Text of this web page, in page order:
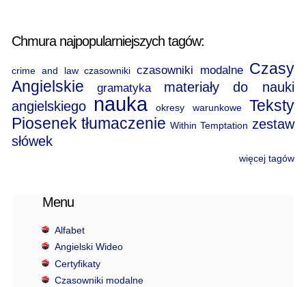
Chmura najpopularniejszych tagów:
crime and law czasowniki czasowniki modalne Czasy
Angielskie
gramatyka
materiały do nauki
angielskiego
nauka okresy warunkowe
Teksty
Piosenek tłumaczenie Within Temptation zestaw
słówek
więcej tagów
Menu
Alfabet
Angielski Wideo
Certyfikaty
Czasowniki modalne